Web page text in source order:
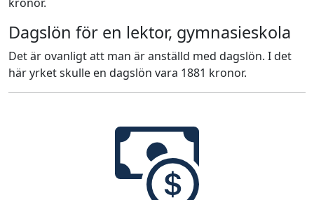
Dagslön för en lektor, gymnasieskola
Det är ovanligt att man är anställd med dagslön. I det
här yrket skulle en dagslön vara 1881 kronor.